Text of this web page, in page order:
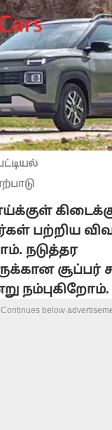
பற்றிய
நடுத்தர
சூப்பர்
நம்புகிறோம்.
Continues below